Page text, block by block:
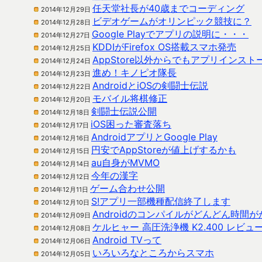
2014年12月29日 任天堂社長が40歳までコーディング
2014年12月28日 ビデオゲームがオリンピック競技に？
2014年12月27日 Google Playでアプリの説明に・・・
2014年12月25日 KDDIがFirefox OS搭載スマホ発売
2014年12月24日 AppStore以外からでもアプリインスト
2014年12月23日 進め！キノピオ隊長
2014年12月22日 AndroidとiOSの剣闘士伝説
2014年12月20日 モバイル将棋修正
2014年12月18日 剣闘士伝説公開
2014年12月17日 iOS困った審査落ち
2014年12月16日 AndroidアプリとGoogle Play
2014年12月15日 円安でAppStoreが値上げするかも
2014年12月14日 au自身がMVMO
2014年12月12日 今年の漢字
2014年12月11日 ゲーム合わせ公開
2014年12月10日 S!アプリ一部機種配信終了します
2014年12月09日 Androidのコンパイルがどんどん時間が
2014年12月08日 ケルヒャー 高圧洗浄機 K2.400 レビュ
2014年12月06日 Android TVって
2014年12月05日 いろいろなところからスマホ